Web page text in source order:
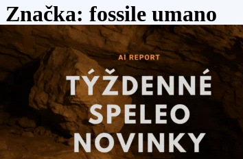
Značka: fossile umano